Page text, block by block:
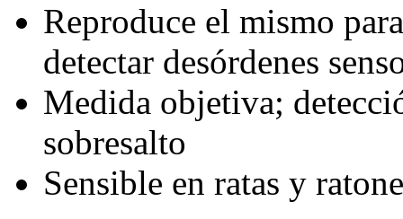
Reproduce el mismo
detectar desórdenes
Medida objetiva;
sobresalto
Sensible en ratas y